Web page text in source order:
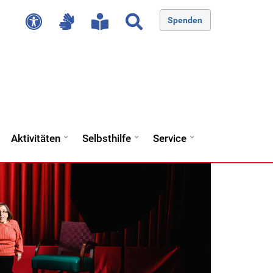
Spenden
Aktivitäten Selbsthilfe Service